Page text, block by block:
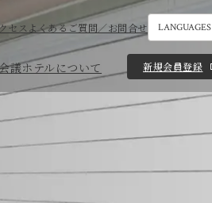
セス よくあるご質問／お問合せ LANGUAGES
議ホテルについて 新規会員登録